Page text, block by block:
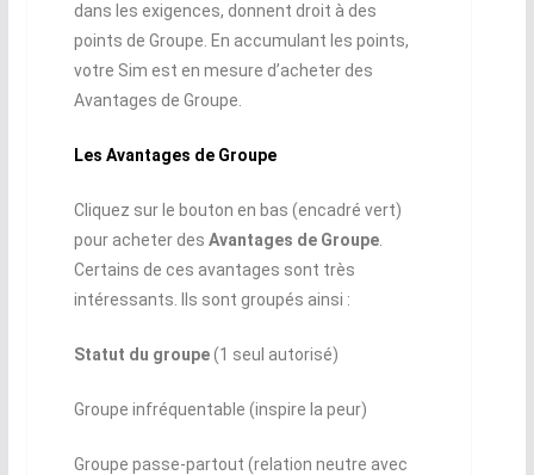
dans les exigences, donnent droit à des
points de Groupe. En accumulant les points,
votre Sim est en mesure d’acheter des
Avantages de Groupe.
Les Avantages de Groupe
Cliquez sur le bouton en bas (encadré vert)
pour acheter des Avantages de Groupe.
Certains de ces avantages sont très
intéressants. Ils sont groupés ainsi :
Statut du groupe(1 seul autorisé)
Groupe infréquentable (inspire la peur)
Groupe passe-partout (relation neutre avec